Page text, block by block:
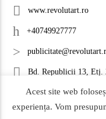
www.revolutart.ro
+40749927777
Bd. Republicii 13, Etj.
Acest site web
experiența. Vom